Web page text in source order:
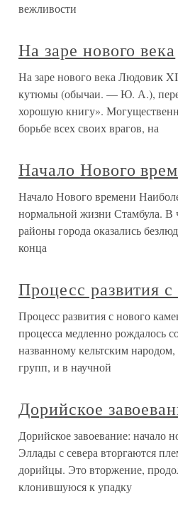
вежливости
На заре нового века
На заре нового века Людовик
кутюмы (обычаи. — Ю. А.),
хорошую книгу».
борьбе всех своих врагов, на
Начало Нового
Начало Нового времени
нормальной жизни Стамбула. В
районы города оказались
конца
Процесс развития
Процесс развития с нового
процесса медленно рождалось
названному кельтским
групп, и в научной
Дорийское
Дорийское завоевание:
Эллады с севера вторгаются
дорийцы. Это вторжение,
клонившуюся к упадку